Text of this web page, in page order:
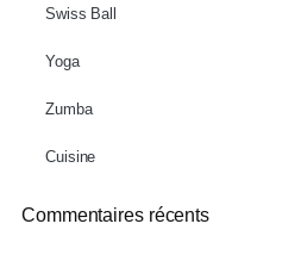
Swiss Ball
Yoga
Zumba
Cuisine
Commentaires récents